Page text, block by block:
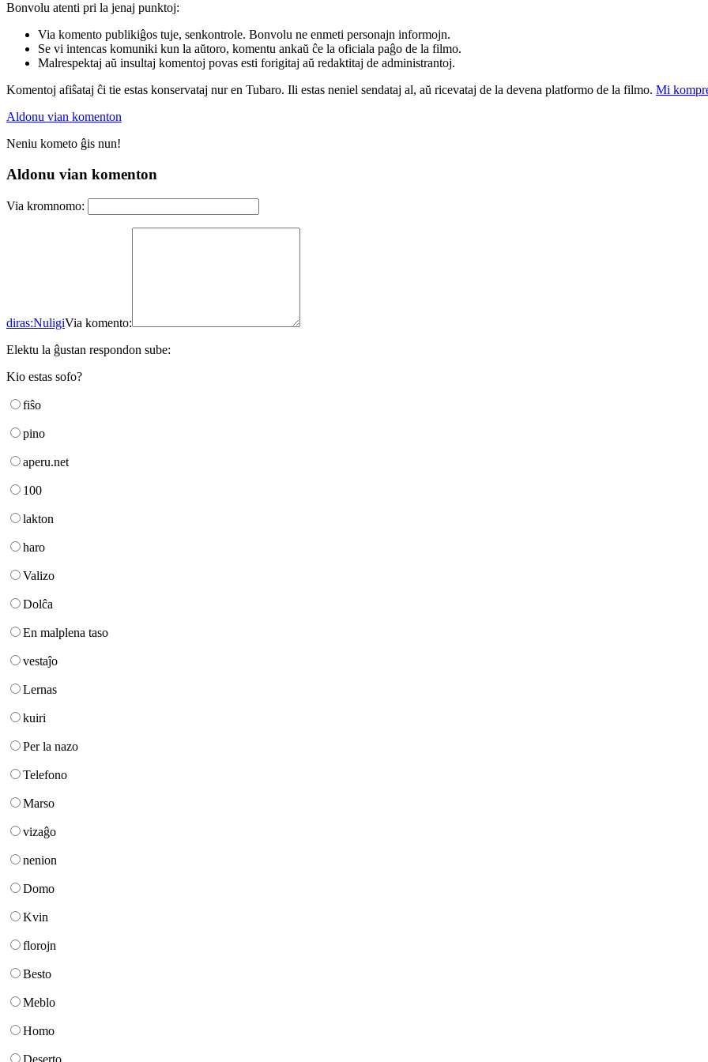
Bonvolu atenti pri la jenaj punktoj:
Via komento publikiĝos tuje, senkontrole. Bonvolu ne enmeti personajn informojn.
Se vi intencas komuniki kun la aŭtoro, komentu ankaŭ ĉe la oficiala paĝo de la filmo.
Malrespektaj aŭ insultaj komentoj povas esti forigitaj aŭ redaktitaj de administrantoj.
Komentoj afiŝataj ĉi tie estas konservataj nur en Tubaro. Ili estas neniel sendataj al, aŭ ricevataj de la devena platformo de la filmo. Mi
Aldonu vian komenton
Neniu kometo ĝis nun!
Aldonu vian komenton
Via kromnomo:
diras:NuligiVia komento:
Elektu la ĝustan respondon sube:
Kio estas sofo?
fiŝo
pino
aperu.net
100
lakton
haro
Valizo
Dolĉa
En malplena taso
vestaĵo
Lernas
kuiri
Per la nazo
Telefono
Marso
vizaĝo
nenion
Domo
Kvin
florojn
Besto
Meblo
Homo
Deserto